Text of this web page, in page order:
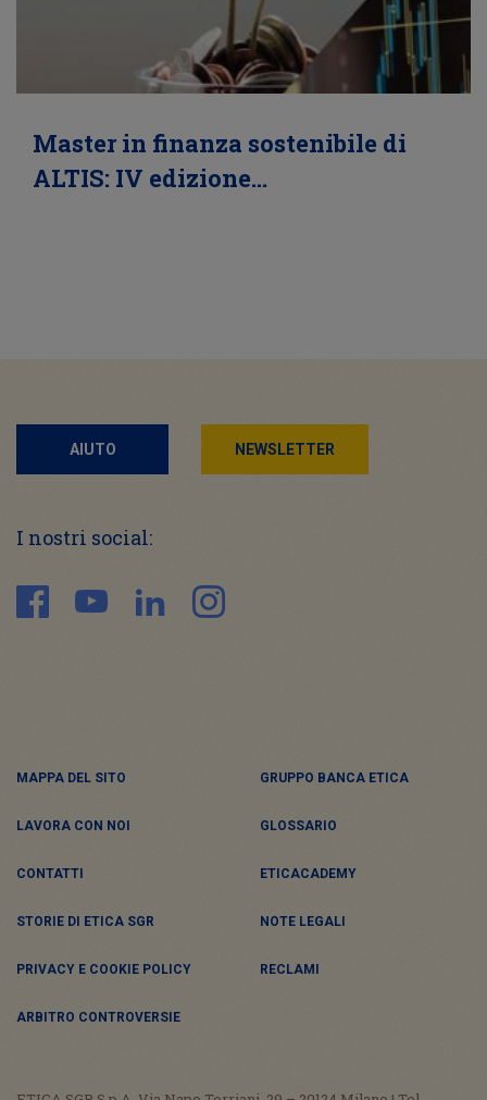
Master in finanza sostenibile di
ALTIS: IV edizione…
AIUTO NEWSLETTER
I nostri social:
MAPPA DEL SITO GRUPPO BANCA ETICA
LAVORA CON NOI GLOSSARIO
CONTATTI ETICACADEMY
STORIE DI ETICA SGR NOTE LEGALI
PRIVACY E COOKIE POLICY RECLAMI
ARBITRO CONTROVERSIE